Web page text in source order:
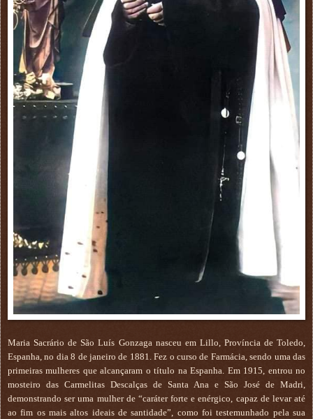
Maria Sacrário de São Luís Gonzaga nasceu em Lillo, Província de Toledo,
Espanha, no dia 8 de janeiro de 1881. Fez o curso de Farmácia, sendo uma das
primeiras mulheres que alcançaram o título na Espanha. Em 1915, entrou no
mosteiro das Carmelitas Descalças de Santa Ana e São José de Madri,
demonstrando ser uma mulher de “caráter forte e enérgico, capaz de levar até
ao fim os mais altos ideais de santidade”, como foi testemunhado pela sua